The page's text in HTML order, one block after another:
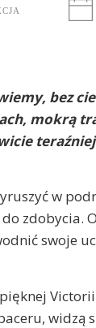
bez
mokrą
w
zdobycia.
swoje
widzą